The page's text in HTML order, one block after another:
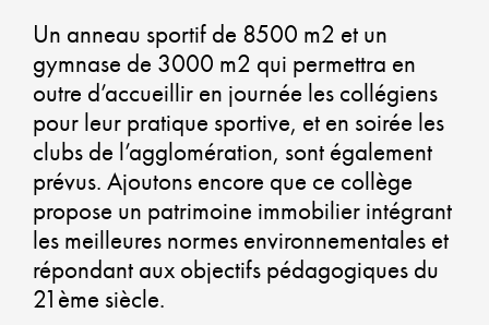
Un anneau sportif de 8500 m2 et un
gymnase de 3000 m2 qui permettra en
outre d’accueillir en journée les collégiens
pour leur pratique sportive, et en soirée les
clubs de l’agglomération, sont également
prévus. Ajoutons encore que ce collège
propose un patrimoine immobilier intégrant
les meilleures normes environnementales et
répondant aux objectifs pédagogiques du
21ème siècle.